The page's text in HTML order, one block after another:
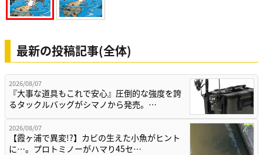
最新の投稿記事(全体)
2026/08/07
『大事な道具もこれで安心』圧倒的な強度を誇
るタックルバッグがシマノから発売。…
2026/08/07
【霞ヶ浦で異変!?】カビの生えた小魚がヒント
に…。プロトミノーがハマり45セ…